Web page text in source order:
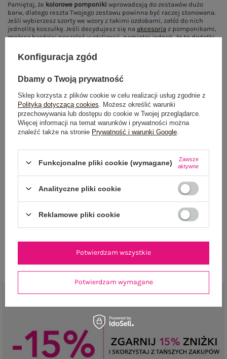
Pamiętaj, że kolorowe pomponiki wprowadzają do zestawów dużo
barw, dlatego reszta Twojego zestawu powinna być raczej stonowana.
Jeśli wybierzesz szorty we wzory z takimi ozdobami, załóż do nich
jednolitą koszulkę. Jeśli decydujesz się na akcesoria z pomponikami,
możesz bardziej poszaleć w stylizacji, pamiętaj jednak, że to dodatki
przepiękne, od razu przywodzą na myśl wakacje i
Pamiętaj jednak, że nie są to dobre elementy garderoby do
Pokaż więcej wpisów zCzerwiec 2017
NEWSLETTER
Zapisz się do naszego newslettera i otrzymaj 15% zniżki na
pierwsze zamówienie
ZAPISZ SIĘ
Konfiguracja zgód
Dbamy o Twoją prywatność
Sklep korzysta z plików cookie w celu realizacji usług zgodnie z
Polityką dotyczącą cookies . Możesz określić warunki
przechowywania lub dostępu do cookie w Twojej przeglądarce.
Więcej informacji na temat warunków i prywatności można
znaleźć także na stronie Prywatność i warunki Google
Funkcjonalne pliki cookie (wymagane)
Zawsze
aktywne
Analityczne pliki cookie
Reklamowe pliki cookie
Potwierdzam wymagane
Potwierdzam wszystkie